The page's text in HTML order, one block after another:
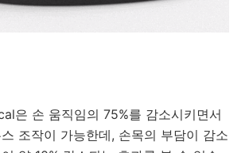
은 손 움직임의 75%를 감소시키면서
조작이 가능한데, 손목의 부담이 감소